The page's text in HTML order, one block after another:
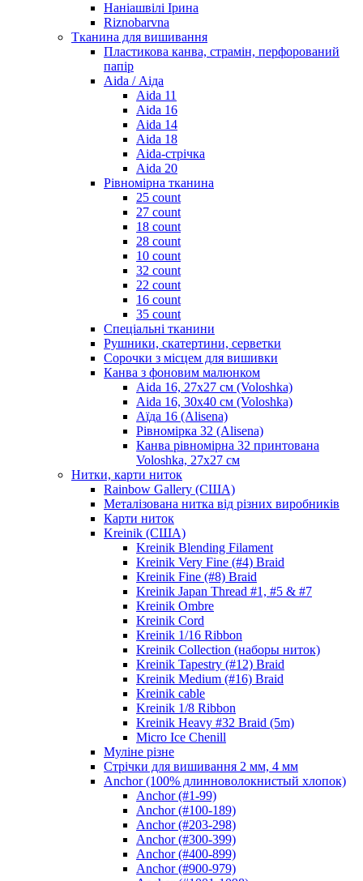
Наніашвілі Ірина
Riznobarvna
Тканина для вишивання
Пластикова канва, страмін, перфорований
папір
Aida / Аіда
Aida 11
Aida 16
Aida 14
Aida 18
Aida-стрічка
Aida 20
Рівномірна тканина
25 count
27 count
18 count
28 count
10 count
32 count
22 count
16 count
35 count
Спеціальні тканини
Рушники, скатертини, серветки
Сорочки з місцем для вишивки
Канва з фоновим малюнком
Aida 16, 27х27 см (Voloshka)
Aida 16, 30х40 см (Voloshka)
Аїда 16 (Alisena)
Рівномірка 32 (Alisena)
Канва рівномірна 32 принтована
Voloshka, 27х27 см
Нитки, карти ниток
Rainbow Gallery (США)
Металізована нитка від різних виробників
Карти ниток
Kreinik (США)
Kreinik Blending Filament
Kreinik Very Fine (#4) Braid
Kreinik Fine (#8) Braid
Kreinik Japan Thread #1, #5 & #7
Kreinik Ombre
Kreinik Cord
Kreinik 1/16 Ribbon
Kreinik Collection (наборы ниток)
Kreinik Tapestry (#12) Braid
Kreinik Medium (#16) Braid
Kreinik cable
Kreinik 1/8 Ribbon
Kreinik Heavy #32 Braid (5m)
Micro Ice Chenill
Муліне різне
Стрічки для вишивання 2 мм, 4 мм
Anchor (100% длинноволокнистый хлопок)
Anchor (#1-99)
Anchor (#100-189)
Anchor (#203-298)
Anchor (#300-399)
Anchor (#400-899)
Anchor (#900-979)